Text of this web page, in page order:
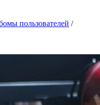
пользователей /